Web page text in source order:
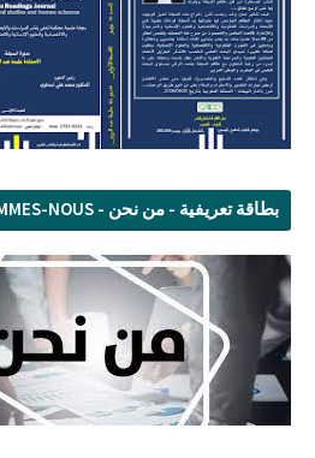
بطاقة تعريفية - من نحن - QUI SOMMES-NOUS